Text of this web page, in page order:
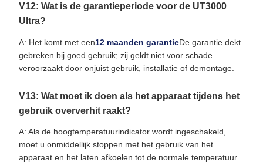
V12: Wat is de garantieperiode voor de UT3000
Ultra?
A: Het komt met een12 maanden garantieDe garantie dekt
gebreken bij goed gebruik; zij geldt niet voor schade
veroorzaakt door onjuist gebruik, installatie of demontage.
V13: Wat moet ik doen als het apparaat tijdens het
gebruik oververhit raakt?
A: Als de hoogtemperatuurindicator wordt ingeschakeld,
moet u onmiddellijk stoppen met het gebruik van het
apparaat en het laten afkoelen tot de normale temperatuur